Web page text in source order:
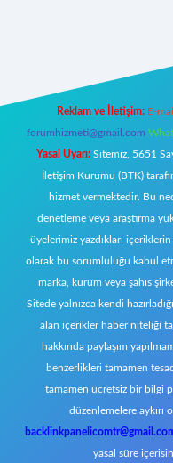
Reklam ve İletişim: E-
forumhizmeti@gmail.com
Yasal Uyarı: Sitemiz, 5651
İletişim Kurumu (BTK)
hizmet vermektedir. Bu
denetleme veya araştırma
üyelerimiz yazdıkları
olarak bu sorumluluğu kabul
marka, kurum veya şahıs
Sitede yalnızca kendi
alan içerikler haber niteliği
hakkında paylaşım
benzerlikleri tamamen
tamamen ücretsiz bir bilgi
düzenlemelere aykırı
yasal süre